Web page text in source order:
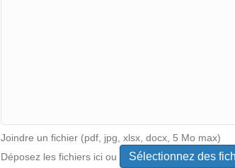
Joindre un fichier (pdf, jpg, xlsx, docx, 5 Mo max)
Déposez les fichiers ici ou